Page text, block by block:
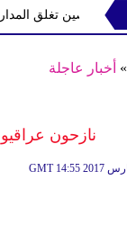
الصين تغلق المدارس
» أخبار عاجلة
نازحون
GMT